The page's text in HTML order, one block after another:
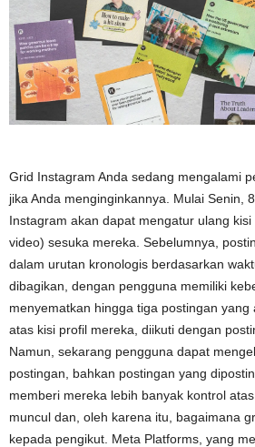
Grid Instagram Anda sedang mengalami
jika Anda menginginkannya. Mulai Senin,
Instagram akan dapat mengatur ulang
video) sesuka mereka. Sebelumnya,
dalam urutan kronologis berdasarkan
dibagikan, dengan pengguna memiliki
menyematkan hingga tiga postingan yang
atas kisi profil mereka, diikuti dengan
Namun, sekarang pengguna dapat
postingan, bahkan postingan yang
memberi mereka lebih banyak kontrol
muncul dan, oleh karena itu, bagaimana
kepada pengikut. Meta Platforms, yang